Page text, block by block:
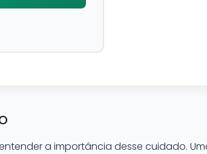
a importância desse cuidado.